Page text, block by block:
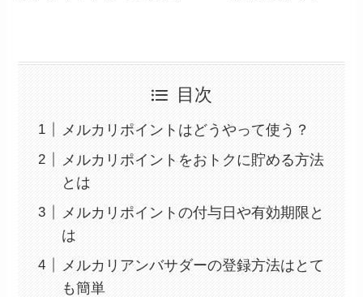
目次
メルカリポイントはどうやって使う？
メルカリポイントをおトクに貯める方法
とは
メルカリポイントの付与日や有効期限と
は
メルカリアンバサダーの登録方法はとて
も簡単